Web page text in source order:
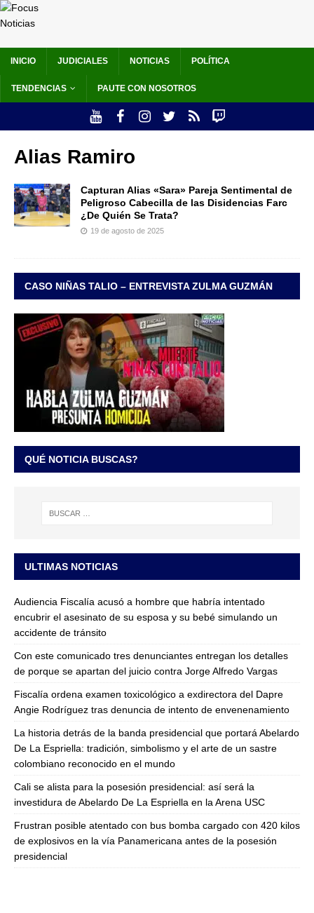
INICIO JUDICIALES NOTICIAS POLÍTICA
TENDENCIAS PAUTE CON NOSOTROS
Alias Ramiro
Capturan Alias «Sara» Pareja Sentimental de
Peligroso Cabecilla de las Disidencias Farc
¿De Quién Se Trata?
19 de agosto de 2025
CASO NIÑAS TALIO – ENTREVISTA ZULMA GUZMÁN
QUÉ NOTICIA BUSCAS?
ULTIMAS NOTICIAS
Audiencia Fiscalía acusó a hombre que habría intentado
encubrir el asesinato de su esposa y su bebé simulando un
accidente de tránsito
Con este comunicado tres denunciantes entregan los detalles
de porque se apartan del juicio contra Jorge Alfredo Vargas
Fiscalía ordena examen toxicológico a exdirectora del Dapre
Angie Rodríguez tras denuncia de intento de envenenamiento
La historia detrás de la banda presidencial que portará Abelardo
De La Espriella: tradición, simbolismo y el arte de un sastre
colombiano reconocido en el mundo
Cali se alista para la posesión presidencial: así será la
investidura de Abelardo De La Espriella en la Arena USC
Frustran posible atentado con bus bomba cargado con 420 kilos
de explosivos en la vía Panamericana antes de la posesión
presidencial